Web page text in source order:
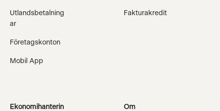
Utlandsbetalning
ar
Företagskonton
Mobil App
Fakturakredit
Ekonomihanterin
Om